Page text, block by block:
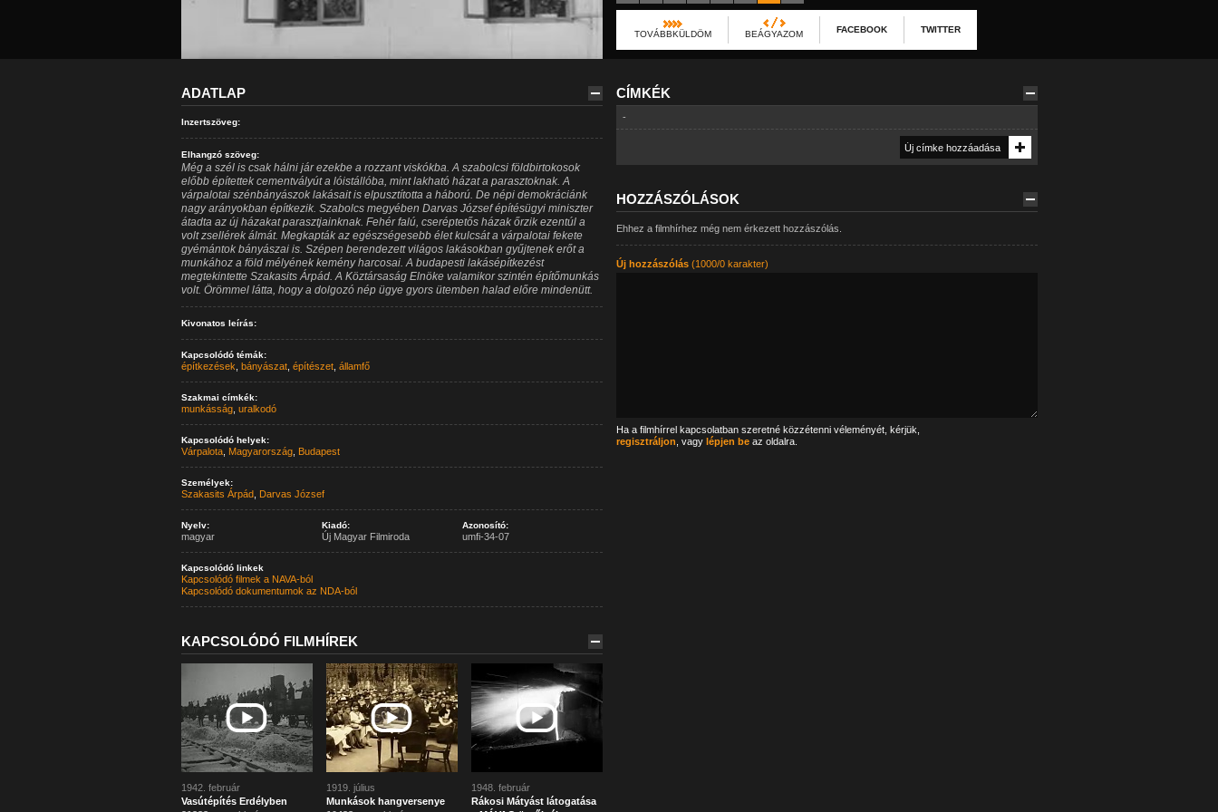
TOVÁBBKÜLDÖM BEÁGYAZOM FACEBOOK TWITTER
ADATLAP
Inzertszöveg:
Elhangzó szöveg:
Még a szél is csak hálni jár ezekbe a rozzant viskókba. A szabolcsi földbirtokosok
előbb építettek cementvályút a lóistállóba, mint lakható házat a parasztoknak. A
várpalotai szénbányászok lakásait is elpusztította a háború. De népi demokráciánk
nagy arányokban építkezik. Szabolcs megyében Darvas József építésügyi miniszter
átadta az új házakat parasztjainknak. Fehér falú, cseréptetős házak őrzik ezentúl a
volt zsellérek álmát. Megkapták az egészségesebb élet kulcsát a várpalotai fekete
gyémántok bányászai is. Szépen berendezett világos lakásokban gyűjtenek erőt a
munkához a föld mélyének kemény harcosai. A budapesti lakásépítkezést
megtekintette Szakasits Árpád. A Köztársaság Elnöke valamikor szintén építőmunkás
volt. Örömmel látta, hogy a dolgozó nép ügye gyors ütemben halad előre mindenütt.
Kivonatos leírás:
Kapcsolódó témák:
építkezések bányászat, építészet, államfő
Szakmai címkék:
munkásság, uralkodó
Kapcsolódó helyek:
Várpalota, Magyarország, Budapest
Személyek:
Szakasits Árpád, Darvas József
Nyelv:
magyar
Kiadó:
Új Magyar Filmiroda
Azonosító:
umfi-34-07
Kapcsolódó linkek
Kapcsolódó filmek a NAVA-ból
Kapcsolódó dokumentumok az NDA-ból
KAPCSOLÓDÓ FILMHÍREK
1942. február
Vasútépítés Erdélyben
1919. július
Munkások hangversenye
1948. február
Rákosi Mátyást látogatása
CÍMKÉK
-
HOZZÁSZÓLÁSOK
Ehhez a filmhírhez még nem érkezett hozzászólás.
Új hozzászólás(1000/0 karakter)
Ha a filmhírrel kapcsolatban szeretné közzétenni véleményét, kérjük,
regisztráljon , vagy lépjen beaz oldalra.